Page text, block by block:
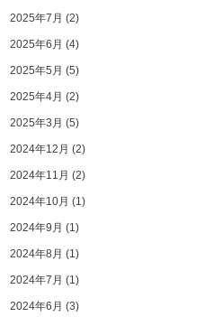
2025年7月 (2)
2025年6月 (4)
2025年5月 (5)
2025年4月 (2)
2025年3月 (5)
2024年12月 (2)
2024年11月 (2)
2024年10月 (1)
2024年9月 (1)
2024年8月 (1)
2024年7月 (1)
2024年6月 (3)